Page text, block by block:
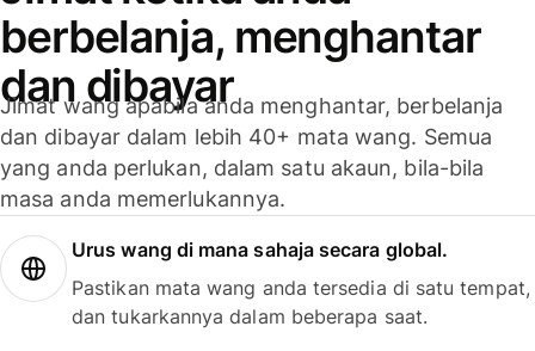
berbelanja, menghantar
dan dibayar
Jimat wang apabila anda menghantar, berbelanja
dan dibayar dalam lebih 40+ mata wang. Semua
yang anda perlukan, dalam satu akaun, bila-bila
masa anda memerlukannya.
Urus wang di mana sahaja secara global.
Pastikan mata wang anda tersedia di satu tempat,
dan tukarkannya dalam beberapa saat.